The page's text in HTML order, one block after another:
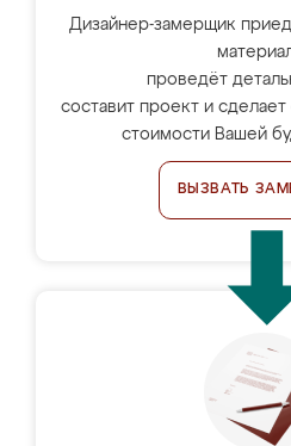
Дизайнер-замерщик
проведёт
составит проект и сделает
стоимости Вашей
ВЫЗВАТЬ